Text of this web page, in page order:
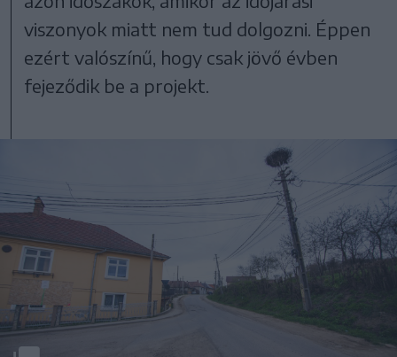
viszonyok miatt nem tud dolgozni. Éppen
ezért valószínű, hogy csak jövő évben
fejeződik be a projekt.